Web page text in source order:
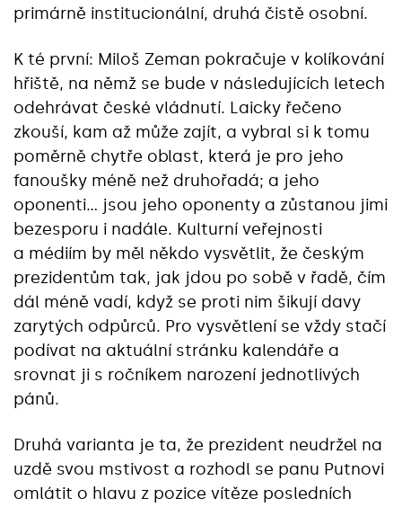
primárně institucionální, druhá čistě osobní.
K té první: Miloš Zeman pokračuje v kolíkování
hřiště, na němž se bude v následujících letech
odehrávat české vládnutí. Laicky řečeno
zkouší, kam až může zajít, a vybral si k tomu
poměrně chytře oblast, která je pro jeho
fanoušky méně než druhořadá; a jeho
oponenti… jsou jeho oponenty a zůstanou jimi
bezesporu i nadále. Kulturní veřejnosti
a médiím by měl někdo vysvětlit, že českým
prezidentům tak, jak jdou po sobě v řadě, čím
dál méně vadí, když se proti nim šikují davy
zarytých odpůrců. Pro vysvětlení se vždy stačí
podívat na aktuální stránku kalendáře a
srovnat ji s ročníkem narození jednotlivých
pánů.
Druhá varianta je ta, že prezident neudržel na
uzdě svou mstivost a rozhodl se panu Putnovi
omlátit o hlavu z pozice vítěze posledních